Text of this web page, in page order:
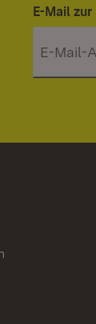
E-Mail